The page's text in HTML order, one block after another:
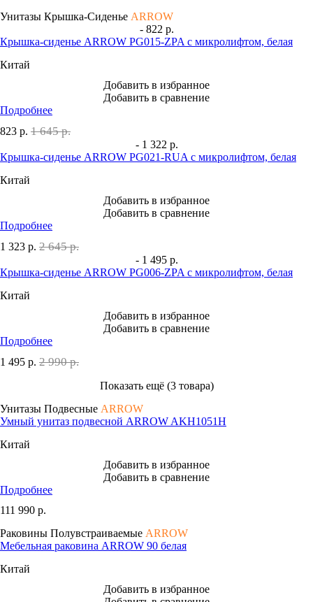
Унитазы Крышка-Сиденье ARROW
- 822 р.
Крышка-сиденье ARROW PG015-ZPA с микролифтом, белая
Китай
Добавить в избранное
Добавить в сравнение
Подробнее
823 р. 1 645 р.
- 1 322 р.
Крышка-сиденье ARROW PG021-RUA с микролифтом, белая
Китай
Добавить в избранное
Добавить в сравнение
Подробнее
1 323 р. 2 645 р.
- 1 495 р.
Крышка-сиденье ARROW PG006-ZPA с микролифтом, белая
Китай
Добавить в избранное
Добавить в сравнение
Подробнее
1 495 р. 2 990 р.
Показать ещё (3 товара)
Унитазы Подвесные ARROW
Умный унитаз подвесной ARROW AKH1051H
Китай
Добавить в избранное
Добавить в сравнение
Подробнее
111 990 р.
Раковины Полувстраиваемые ARROW
Мебельная раковина ARROW 90 белая
Китай
Добавить в избранное